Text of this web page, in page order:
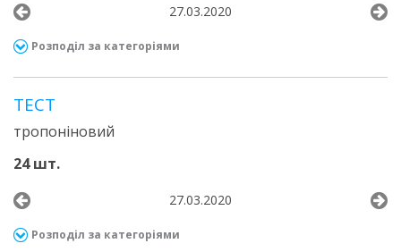
27.03.2020
Розподіл за категоріями
ТЕСТ
тропоніновий
24 шт.
27.03.2020
Розподіл за категоріями